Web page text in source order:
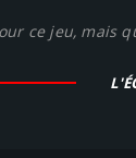
ce jeu, mais